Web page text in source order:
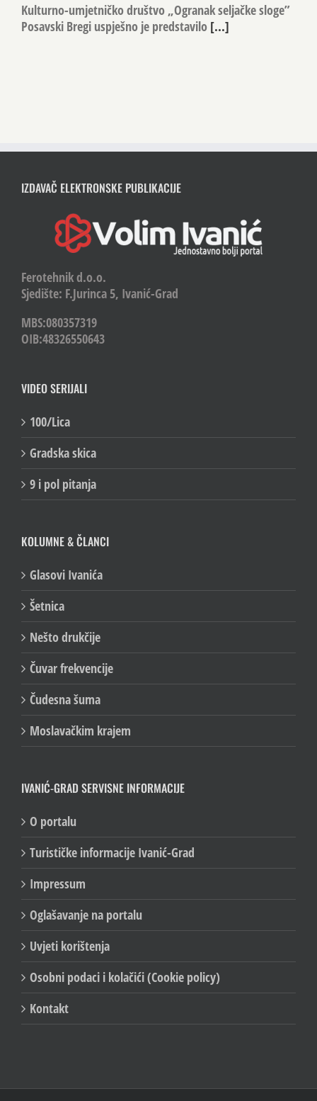
Kulturno-umjetničko društvo „Ogranak seljačke sloge”
Posavski Bregi uspješno je predstavilo [...]
IZDAVAČ ELEKTRONSKE PUBLIKACIJE
Ferotehnik d.o.o.
Sjedište: F.Jurinca 5, Ivanić-Grad
MBS:080357319
OIB:48326550643
VIDEO SERIJALI
100/Lica
Gradska skica
9 i pol pitanja
KOLUMNE & ČLANCI
Glasovi Ivanića
Šetnica
Nešto drukčije
Čuvar frekvencije
Čudesna šuma
Moslavačkim krajem
IVANIĆ-GRAD SERVISNE INFORMACIJE
O portalu
Turističke informacije Ivanić-Grad
Impressum
Oglašavanje na portalu
Uvjeti korištenja
Osobni podaci i kolačići (Cookie policy)
Kontakt